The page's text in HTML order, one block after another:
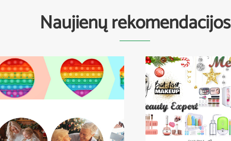
Naujienų rekomendacijos